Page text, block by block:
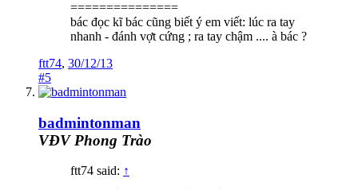
===============
bác đọc kĩ bác cũng biết ý em viết: lúc ra tay
nhanh - đánh vợt cứng ; ra tay chậm .... à bác ?
ftt74, 30/12/13
#5
badmintonman
VĐV Phong Trào
ftt74 said: ↑